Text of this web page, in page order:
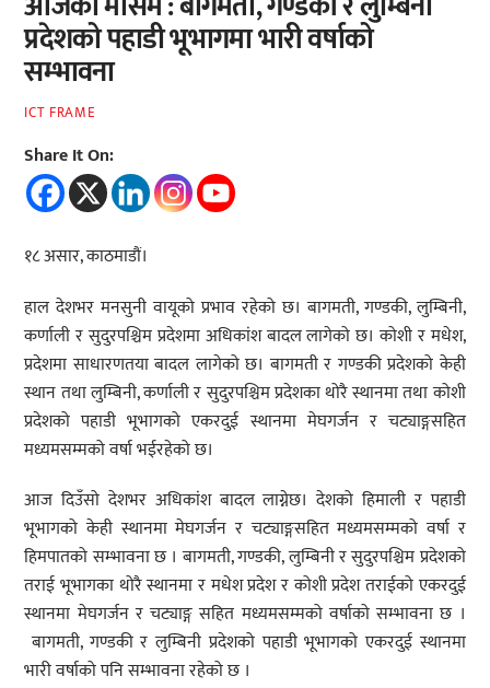
प्रदेशको पहाडी भूभागमा भारी वर्षाको
सम्भावना
ICT FRAME
Share It On:
१८ असार, काठमाडौं।
हाल देशभर मनसुनी वायूको प्रभाव रहेको छ। बागमती, गण्डकी, लुम्बिनी,
कर्णाली र सुदुरपश्चिम प्रदेशमा अधिकांश बादल लागेको छ। कोशी र मधेश,
प्रदेशमा साधारणतया बादल लागेको छ। बागमती र गण्डकी प्रदेशको केही
स्थान तथा लुम्बिनी, कर्णाली र सुदुरपश्चिम प्रदेशका थोरै स्थानमा तथा कोशी
प्रदेशको पहाडी भूभागको एकरदुई स्थानमा मेघगर्जन र चट्याङ्गसहित
मध्यमसम्मको वर्षा भईरहेको छ।‌
आज दिउँसो देशभर अधिकांश बादल लाग्नेछ। देशको हिमाली र पहाडी
भूभागको केही स्थानमा मेघगर्जन र चट्याङ्गसहित मध्यमसम्मको वर्षा र
हिमपातको सम्भावना छ । बागमती, गण्डकी, लुम्बिनी र सुदुरपश्चिम प्रदेशको
तराई भूभागका थोरै स्थानमा र मधेश प्रदेश र कोशी प्रदेश तराईको एकरदुई
स्थानमा मेघगर्जन र चट्याङ्ग सहित मध्यमसम्मको वर्षाको सम्भावना छ ।
बागमती, गण्डकी र लुम्बिनी प्रदेशको पहाडी भूभागको एकरदुई स्थानमा
भारी वर्षाको पनि सम्भावना रहेको छ ।